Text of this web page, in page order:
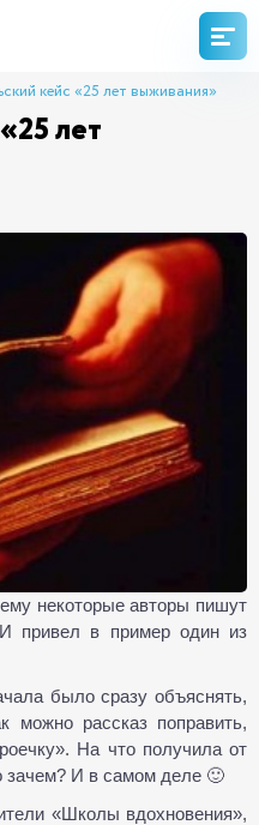
кейс «25 лет выживания»
лет
некоторые авторы пишут
И привел в пример один из
было сразу объяснять,
можно рассказ поправить,
На что получила от
зачем? И в самом деле 🙂
«Школы вдохновения»,